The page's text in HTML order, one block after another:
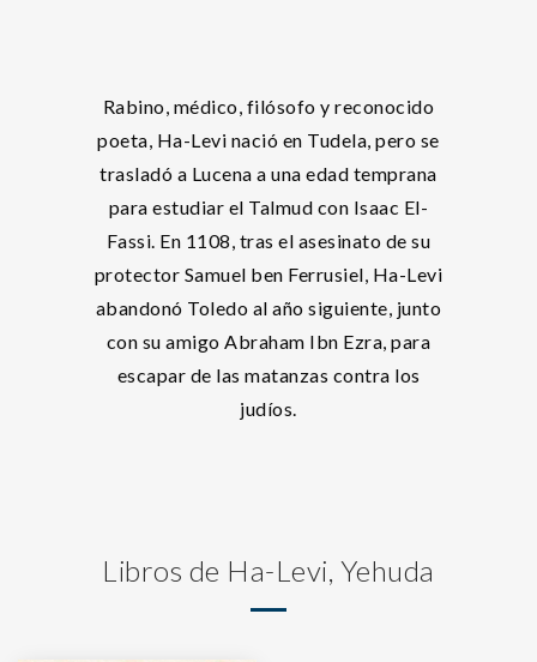
Rabino, médico, filósofo y reconocido
poeta, Ha-Levi nació en Tudela, pero se
trasladó a Lucena a una edad temprana
para estudiar el Talmud con Isaac El-
Fassi. En 1108, tras el asesinato de su
protector Samuel ben Ferrusiel, Ha-Levi
abandonó Toledo al año siguiente, junto
con su amigo Abraham Ibn Ezra, para
escapar de las matanzas contra los
judíos.
Libros de Ha-Levi, Yehuda